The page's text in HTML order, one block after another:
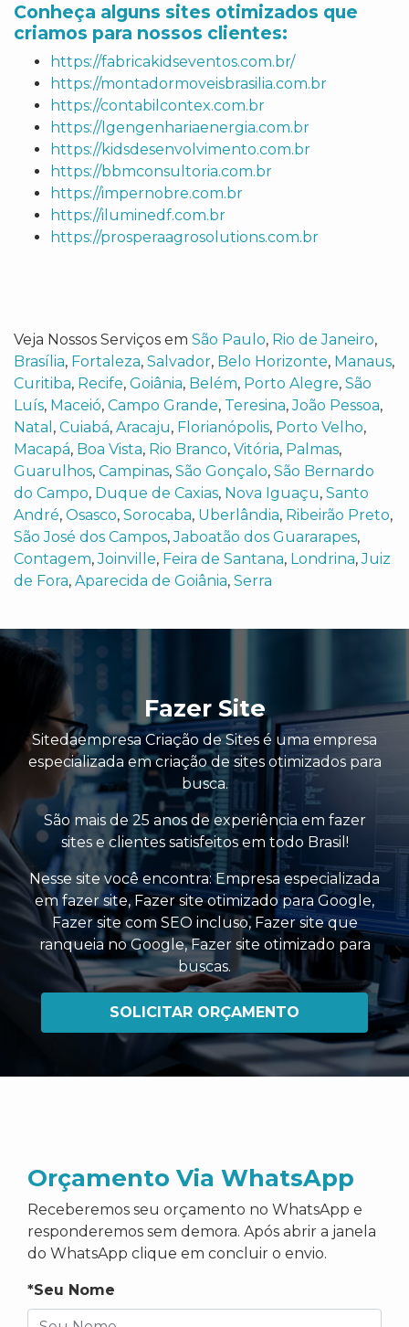
Conheça alguns sites otimizados que
criamos para nossos clientes:
https://fabricakidseventos.com.br/
https://montadormoveisbrasilia.com.br
https://contabilcontex.com.br
https://lgengenhariaenergia.com.br
https://kidsdesenvolvimento.com.br
https://bbmconsultoria.com.br
https://impernobre.com.br
https://iluminedf.com.br
https://prosperaagrosolutions.com.br
Veja Nossos Serviços em São Paulo, Rio de Janeiro,
Brasília, Fortaleza, Salvador, Belo Horizonte, Manaus,
Curitiba, Recife, Goiânia, Belém, Porto Alegre, São
Luís, Maceió, Campo Grande, Teresina,João Pessoa,
Natal , Cuiabá, Aracaju, Florianópolis, Porto Velho,
Macapá, Boa Vista, Rio Branco, Vitória, Palmas,
Guarulhos, Campinas, São Gonçalo, São Bernardo
do Campo, Duque de Caxias, Nova Iguaçu, Santo
André, Osasco, Sorocaba, Uberlândia, Ribeirão Preto,
São José dos Campos,Jaboatão dos Guararapes,
Contagem,Joinville, Feira de Santana, Londrina,Juiz
de Fora, Aparecida de Goiânia, Serra
Fazer Site
Sitedaempresa Criação de Sites é uma empresa
especializada em criação de sites otimizados para
busca.
São mais de 25 anos de experiência em fazer
sites e clientes satisfeitos em todo Brasil!
Nesse site você encontra:Empresa especializada
em fazer site,Fazer site otimizado para Google,
Fazer site com SEO incluso, Fazer site que
ranqueia no Google,Fazer site otimizado para
buscas.
SOLICITAR ORÇAMENTO
Orçamento Via WhatsApp
Receberemos seu orçamento no WhatsApp e
responderemos sem demora. Após abrir a janela
do WhatsApp clique em concluir o envio.
*Seu Nome